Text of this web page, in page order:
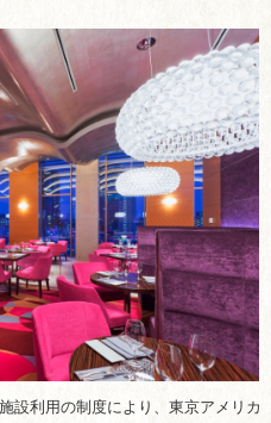
設利用の制度により、東京アメリカ